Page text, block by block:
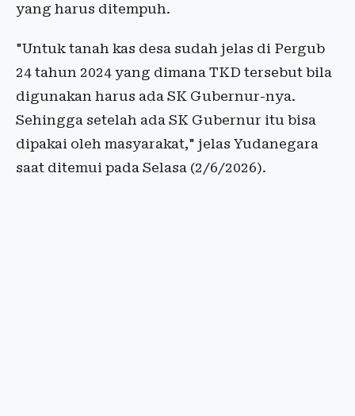
yang harus ditempuh.
"Untuk tanah kas desa sudah jelas di Pergub
24 tahun 2024 yang dimana TKD tersebut bila
digunakan harus ada SK Gubernur-nya.
Sehingga setelah ada SK Gubernur itu bisa
dipakai oleh masyarakat," jelas Yudanegara
saat ditemui pada Selasa (2/6/2026).